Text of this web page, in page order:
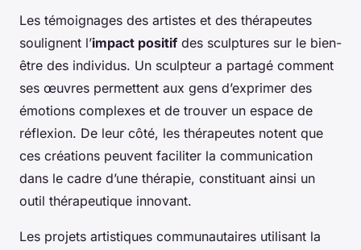
Les témoignages des artistes et des thérapeutes
soulignent l’impact positif des sculptures sur le bien-
être des individus. Un sculpteur a partagé comment
ses œuvres permettent aux gens d’exprimer des
émotions complexes et de trouver un espace de
réflexion. De leur côté, les thérapeutes notent que
ces créations peuvent faciliter la communication
dans le cadre d’une thérapie, constituant ainsi un
outil thérapeutique innovant.
Les projets artistiques communautaires utilisant la